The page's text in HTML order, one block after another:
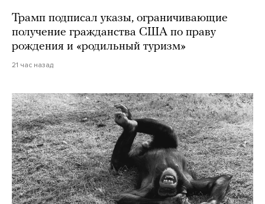
Трамп подписал указы, ограничивающие
получение гражданства США по праву
рождения и «родильный туризм»
21 час назад